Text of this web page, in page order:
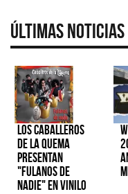
Últimas
Los Caballeros
de la Quema
presentan
"Fulanos de
Nadie" en vinilo